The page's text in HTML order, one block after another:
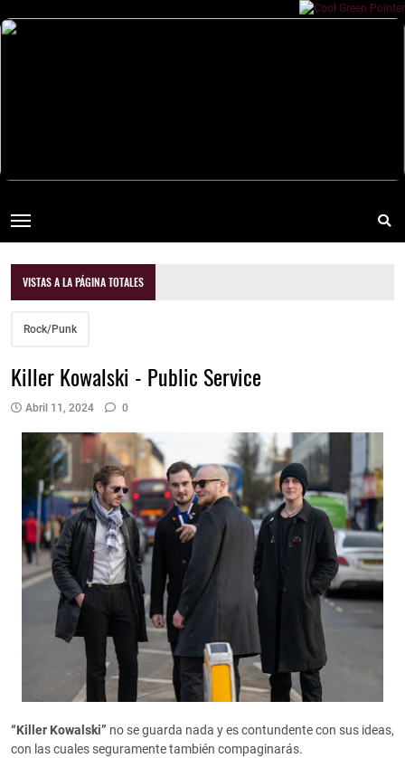
VISTAS A LA PÁGINA TOTALES
Rock/Punk
Killer Kowalski - Public Service
Abril 11, 2024 0
“Killer Kowalski” no se guarda nada y es contundente con sus ideas,
con las cuales seguramente también compaginarás.